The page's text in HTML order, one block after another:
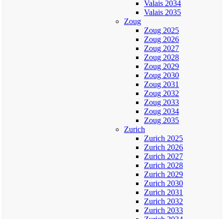
Valais 2034
Valais 2035
Zoug
Zoug 2025
Zoug 2026
Zoug 2027
Zoug 2028
Zoug 2029
Zoug 2030
Zoug 2031
Zoug 2032
Zoug 2033
Zoug 2034
Zoug 2035
Zurich
Zurich 2025
Zurich 2026
Zurich 2027
Zurich 2028
Zurich 2029
Zurich 2030
Zurich 2031
Zurich 2032
Zurich 2033